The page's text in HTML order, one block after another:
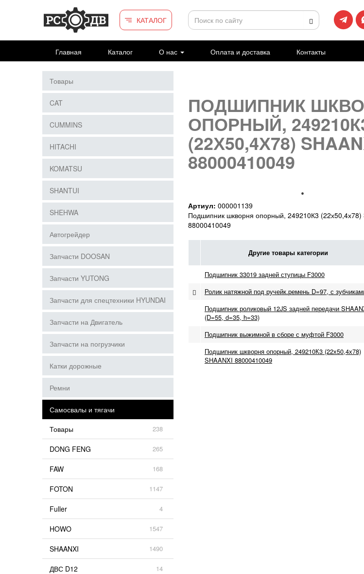
Перейти к основному содержанию
КАТАЛОГ
Главная Каталог О нас Оплата и доставка Контакты
ПОДШИПНИК
ОПОРНЫЙ,
(22Х50,4Х78)
88000410049
Артиул: 000001139
Подшипник шкворня опорный, 249210К3 (22х50,4х78)
88000410049
Другие товары категории
Подшипник 33019 задней ступицы F3000
Ролик натяжной под ручейк.ремень D=97, с
Подшипник роликовый 12JS задней передачи
(D=55, d=35, h=33)
Подшипник выжимной в сборе с муфтой F3000
Подшипник шкворня опорный, 249210К3 (22х50,4х78)
SHAANXI 88000410049
Товары
CAT
CUMMINS
HITACHI
KOMATSU
SHANTUI
SHEHWA
Автогрейдер
Запчасти DOOSAN
Запчасти YUTONG
Запчасти для спецтехники HYUNDAI
Запчасти на Двигатель
Запчасти на погрузчики
Катки дорожные
Ремни
Самосвалы и тягачи
Товары
238
DONG FENG 265
FAW 168
FOTON 1147
Fuller 4
HOWO 1547
SHAANXI 1490
ДВС D12 14